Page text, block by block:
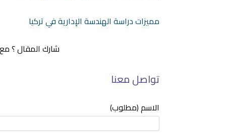
مميزات دراسة الهندسة الإدارية في تركيا
شارك المقال ؟
تواصل معنا
الاسم (مطلوب)